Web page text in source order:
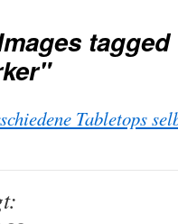
tagged
Tabletops